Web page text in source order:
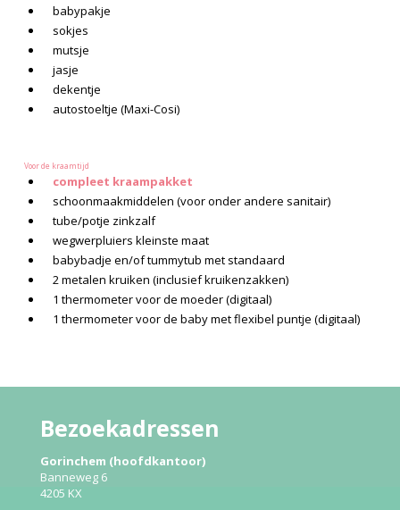
babypakje
sokjes
mutsje
jasje
dekentje
autostoeltje (Maxi-Cosi)
Voor de kraamtijd
compleet kraampakket
schoonmaakmiddelen (voor onder andere sanitair)
tube/potje zinkzalf
wegwerpluiers kleinste maat
babybadje en/of tummytub met standaard
2 metalen kruiken (inclusief kruikenzakken)
1 thermometer voor de moeder (digitaal)
1 thermometer voor de baby met flexibel puntje (digitaal)
Bezoekadressen
Gorinchem (hoofdkantoor)
Banneweg 6
4205 KX